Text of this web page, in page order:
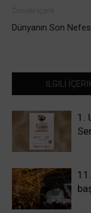
Dünyanın Son
İLGİLİ
1.